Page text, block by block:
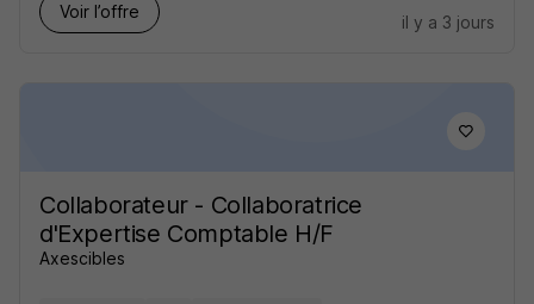
Voir l’offre
il y a 3 jours
Collaborateur - Collaboratrice
d'Expertise Comptable H/F
Axescibles